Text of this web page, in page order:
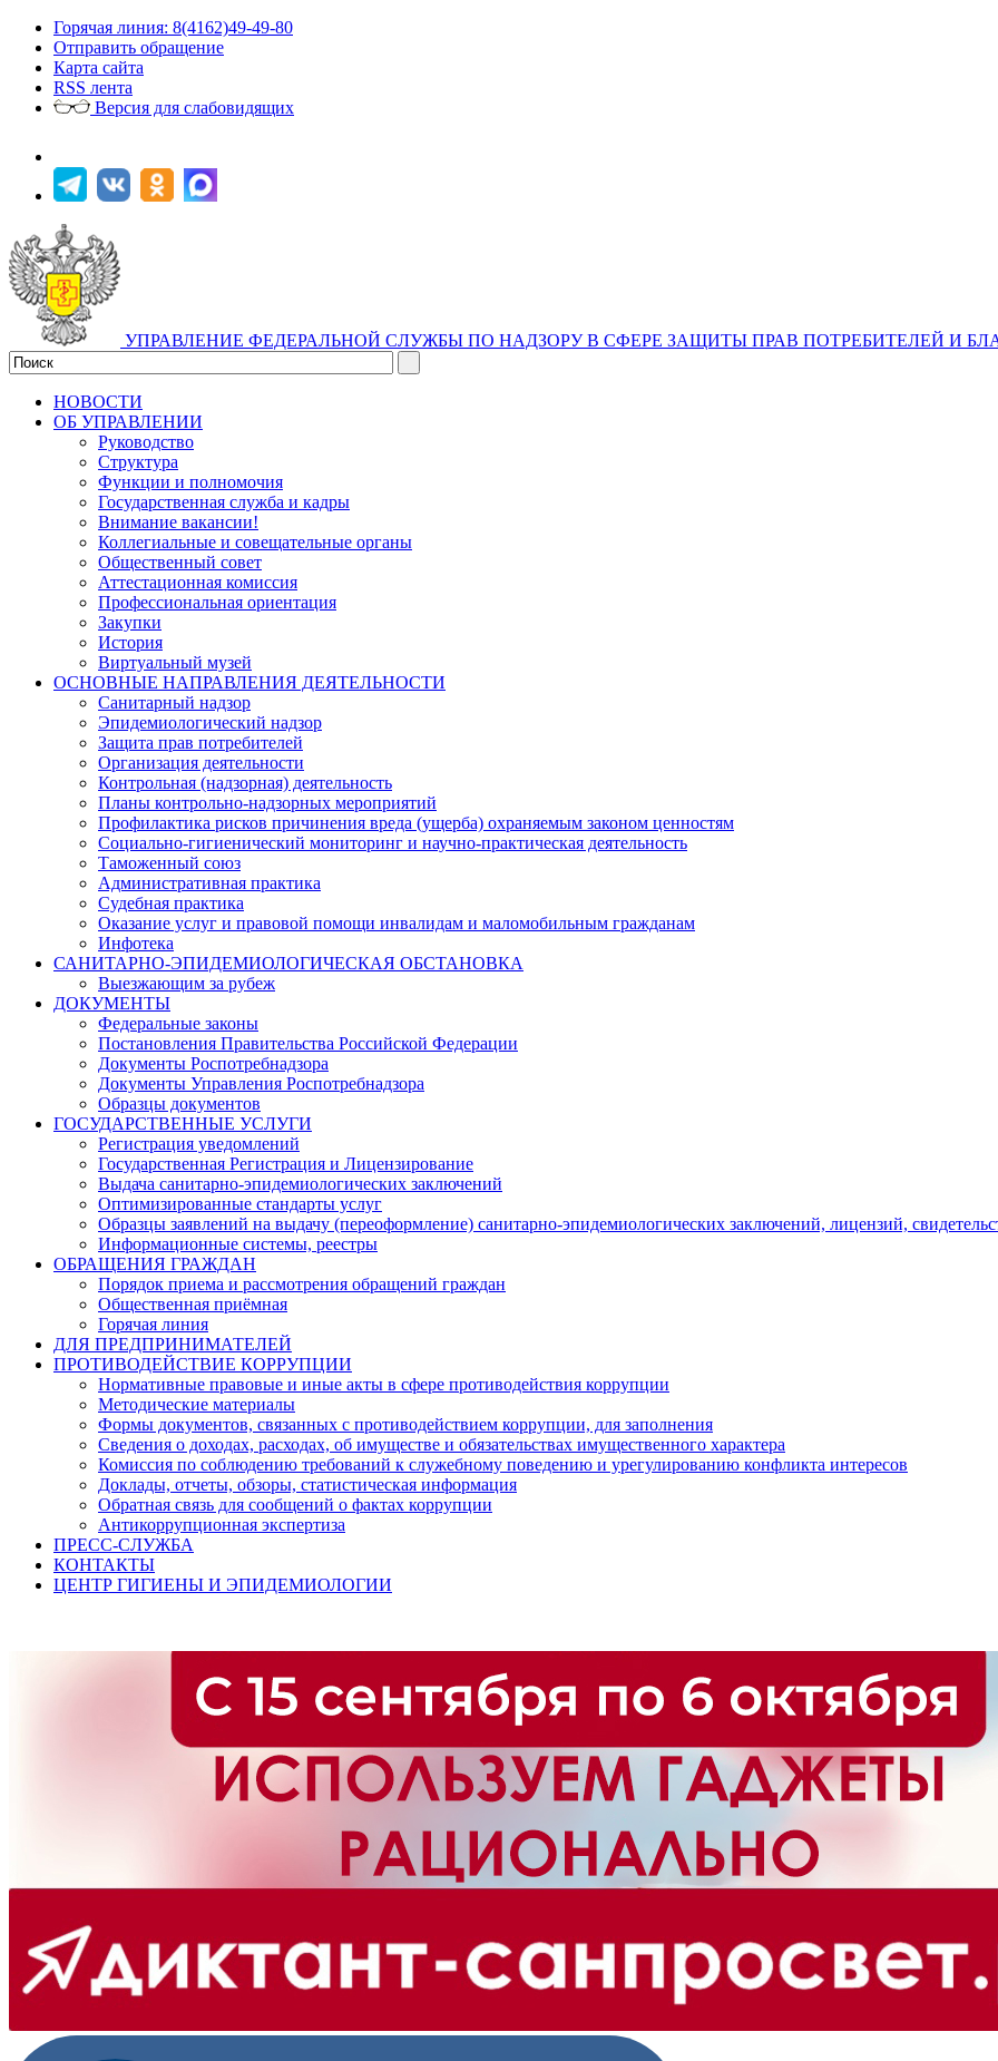
Горячая линия: 8(4162)49-49-80
Отправить обращение
Карта сайта
RSS лента
Версия для слабовидящих
УПРАВЛЕНИЕ ФЕДЕРАЛЬНОЙ СЛУЖБЫ ПО НАДЗОРУ В СФЕРЕ ЗАЩИТЫ ПРАВ ПОТРЕБИТЕЛЕЙ И
НОВОСТИ
ОБ УПРАВЛЕНИИ
Руководство
Структура
Функции и полномочия
Государственная служба и кадры
Внимание вакансии!
Коллегиальные и совещательные органы
Общественный совет
Аттестационная комиссия
Профессиональная ориентация
Закупки
История
Виртуальный музей
ОСНОВНЫЕ НАПРАВЛЕНИЯ ДЕЯТЕЛЬНОСТИ
Санитарный надзор
Эпидемиологический надзор
Защита прав потребителей
Организация деятельности
Контрольная (надзорная) деятельность
Планы контрольно-надзорных мероприятий
Профилактика рисков причинения вреда (ущерба) охраняемым законом ценностям
Социально-гигиенический мониторинг и научно-практическая деятельность
Таможенный союз
Административная практика
Судебная практика
Оказание услуг и правовой помощи инвалидам и маломобильным гражданам
Инфотека
САНИТАРНО-ЭПИДЕМИОЛОГИЧЕСКАЯ ОБСТАНОВКА
Выезжающим за рубеж
ДОКУМЕНТЫ
Федеральные законы
Постановления Правительства Российской Федерации
Документы Роспотребнадзора
Документы Управления Роспотребнадзора
Образцы документов
ГОСУДАРСТВЕННЫЕ УСЛУГИ
Регистрация уведомлений
Государственная Регистрация и Лицензирование
Выдача санитарно-эпидемиологических заключений
Оптимизированные стандарты услуг
Образцы заявлений на выдачу (переоформление) санитарно-эпидемиологических заключений, лицензий,
Информационные системы, реестры
ОБРАЩЕНИЯ ГРАЖДАН
Порядок приема и рассмотрения обращений граждан
Общественная приёмная
Горячая линия
ДЛЯ ПРЕДПРИНИМАТЕЛЕЙ
ПРОТИВОДЕЙСТВИЕ КОРРУПЦИИ
Нормативные правовые и иные акты в сфере противодействия коррупции
Методические материалы
Формы документов, связанных с противодействием коррупции, для заполнения
Сведения о доходах, расходах, об имуществе и обязательствах имущественного характера
Комиссия по соблюдению требований к служебному поведению и урегулированию конфликта интересов
Доклады, отчеты, обзоры, статистическая информация
Обратная связь для сообщений о фактах коррупции
Антикоррупционная экспертиза
ПРЕСС-СЛУЖБА
КОНТАКТЫ
ЦЕНТР ГИГИЕНЫ И ЭПИДЕМИОЛОГИИ